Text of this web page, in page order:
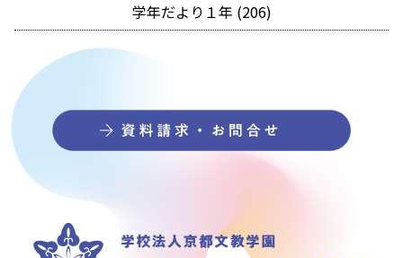
学年だより１年 (206)